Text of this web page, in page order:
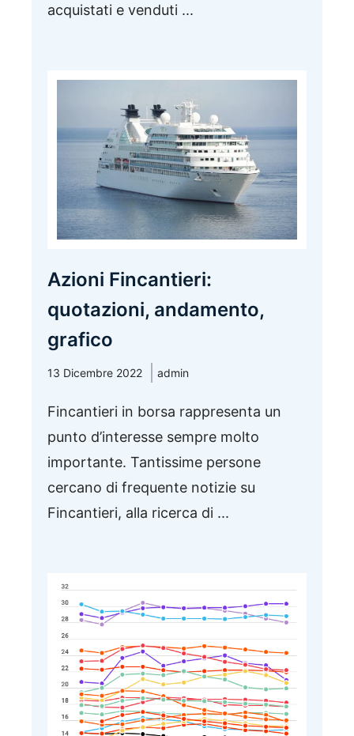
acquistati e venduti ...
Azioni Fincantieri:
quotazioni, andamento,
grafico
13 Dicembre 2022 admin
Fincantieri in borsa rappresenta un
punto d’interesse sempre molto
importante. Tantissime persone
cercano di frequente notizie su
Fincantieri, alla ricerca di ...